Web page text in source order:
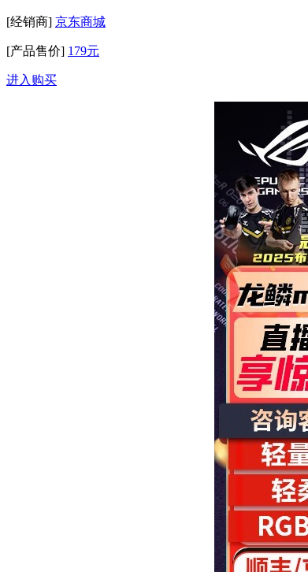
[经销商] 京东商城
[产品售价] 179元
进入购买